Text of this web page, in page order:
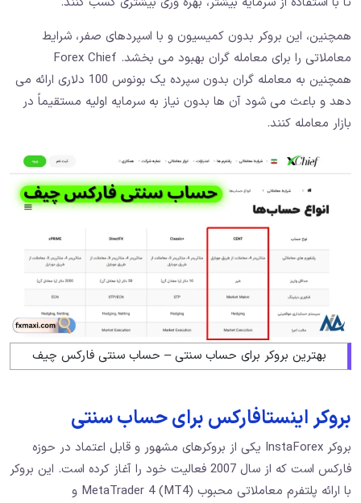
همچنین، این بروکر بدون کمیسیون و با اسپردهای صفر، شرایط
معاملاتی را برای معامله ‌گران بهبود می ‌بخشد. Forex Chief
همچنین به معامله ‌گران بدون سپرده یک بونوس 100 دلاری ارائه می
‌دهد و باعث می شود آن‌ ها بدون نیاز به سرمایه اولیه مستقیماً در
بازار معامله کنند.
بهترین بروکر برای حساب سنتی – حساب سنتی فارکس چیف
بروکر اینستافارکس برای حساب سنتی
بروکر InstaForex یکی از بروکرهای مشهور و قابل اعتماد در حوزه
فارکس است که از سال 2007 فعالیت خود را آغاز کرده است. این بروکر
با ارائه پلتفرم معاملاتی محبوب MetaTrader 4 (MT4) و